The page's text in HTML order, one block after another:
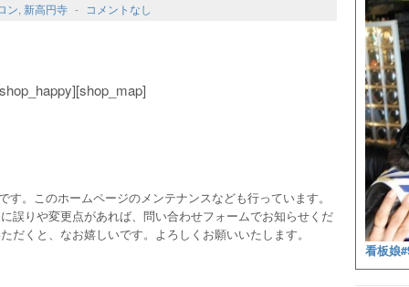
ン, 新高円寺 - コメントなし
す。このホームページのメンテナンスなども行っています。
誤りや変更点があれば、問い合わせフォームでお知らせくだ
だくと、なお嬉しいです。よろしくお願いいたします。
看板娘